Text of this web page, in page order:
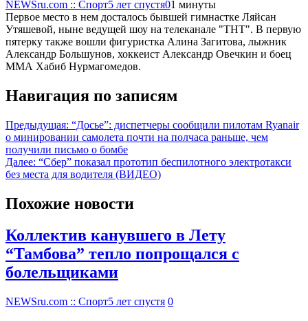
NEWSru.com :: Спорт5 лет спустя01 минуты
Первое место в нем досталось бывшей гимнастке Ляйсан
Утяшевой, ныне ведущей шоу на телеканале "ТНТ". В первую
пятерку также вошли фигуристка Алина Загитова, лыжник
Александр Большунов, хоккеист Александр Овечкин и боец
ММА Хабиб Нурмагомедов.
Навигация по записям
Предыдущая: “Досье”: диспетчеры сообщили пилотам Ryanair
о минировании самолета почти на полчаса раньше, чем
получили письмо о бомбе
Далее: “Сбер” показал прототип беспилотного электротакси
без места для водителя (ВИДЕО)
Похожие новости
Коллектив канувшего в Лету
“Тамбова” тепло попрощался с
болельщиками
NEWSru.com :: Спорт5 лет спустя 0